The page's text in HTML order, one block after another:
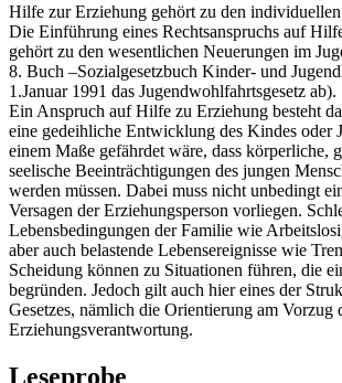
Hilfe zur Erziehung gehört zu den
Die Einführung eines Rechtsanspruchs auf
gehört zu den wesentlichen Neuerungen im
8. Buch –Sozialgesetzbuch Kinder- und
1.Januar 1991 das Jugendwohlfahrtsgesetz ab).
Ein Anspruch auf Hilfe zu Erziehung besteht
eine gedeihliche Entwicklung des Kindes oder
einem Maße gefährdet wäre, dass körperliche,
seelische Beeinträchtigungen des jungen
werden müssen. Dabei muss nicht unbedingt
Versagen der Erziehungsperson vorliegen.
Lebensbedingungen der Familie wie
aber auch belastende Lebensereignisse wie
Scheidung können zu Situationen führen, die
begründen. Jedoch gilt auch hier eines der
Gesetzes, nämlich die Orientierung am Vorzug
Erziehungsverantwortung.
Leseprobe